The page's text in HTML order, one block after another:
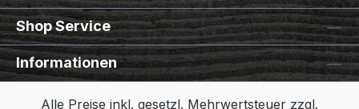
Shop Service
Informationen
Alle Preise inkl. gesetzl. Mehrwertsteuer zzgl.